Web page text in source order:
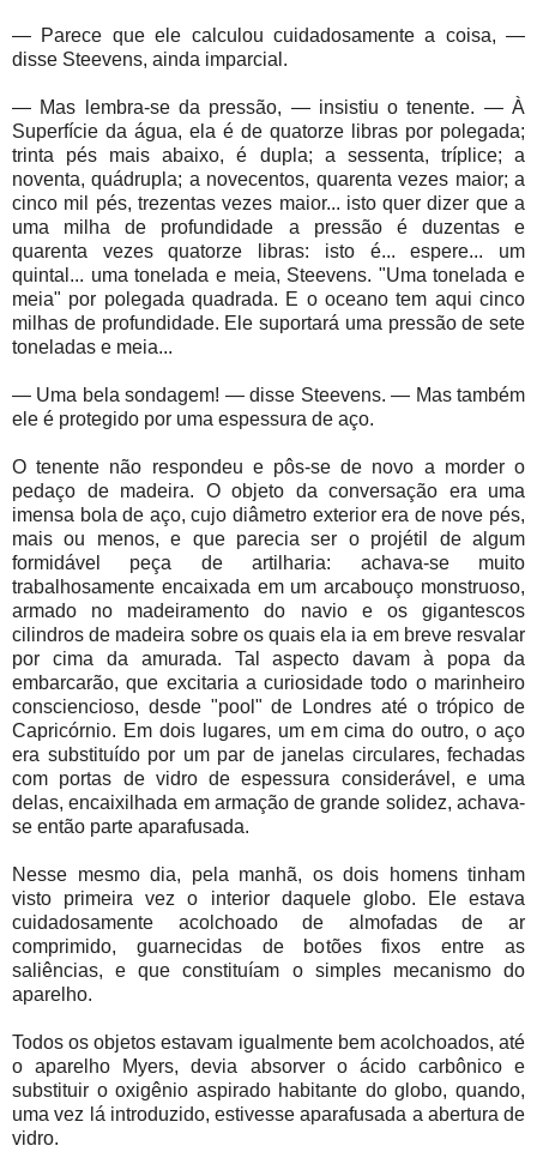
— Parece que ele calculou cuidadosamente a coisa, —
disse Steevens, ainda imparcial.
— Mas lembra-se da pressão, — insistiu o tenente. — À
Superfície da água, ela é de quatorze libras por polegada;
trinta pés mais abaixo, é dupla; a sessenta, tríplice; a
noventa, quádrupla; a novecentos, quarenta vezes maior; a
cinco mil pés, trezentas vezes maior... isto quer dizer que a
uma milha de profundidade a pressão é duzentas e
quarenta vezes quatorze libras: isto é... espere... um
quintal... uma tonelada e meia, Steevens. "Uma tonelada e
meia" por polegada quadrada. E o oceano tem aqui cinco
milhas de profundidade. Ele suportará uma pressão de sete
toneladas e meia...
— Uma bela sondagem! — disse Steevens. — Mas também
ele é protegido por uma espessura de aço.
O tenente não respondeu e pôs-se de novo a morder o
pedaço de madeira. O objeto da conversação era uma
imensa bola de aço, cujo diâmetro exterior era de nove pés,
mais ou menos, e que parecia ser o projétil de algum
formidável peça de artilharia: achava-se muito
trabalhosamente encaixada em um arcabouço monstruoso,
armado no madeiramento do navio e os gigantescos
cilindros de madeira sobre os quais ela ia em breve resvalar
por cima da amurada. Tal aspecto davam à popa da
embarcarão, que excitaria a curiosidade todo o marinheiro
consciencioso, desde "pool" de Londres até o trópico de
Capricórnio. Em dois lugares, um em cima do outro, o aço
era substituído por um par de janelas circulares, fechadas
com portas de vidro de espessura considerável, e uma
delas, encaixilhada em armação de grande solidez, achava-
se então parte aparafusada.
Nesse mesmo dia, pela manhã, os dois homens tinham
visto primeira vez o interior daquele globo. Ele estava
cuidadosamente acolchoado de almofadas de ar
comprimido, guarnecidas de botões fixos entre as
saliências, e que constituíam o simples mecanismo do
aparelho.
Todos os objetos estavam igualmente bem acolchoados, até
o aparelho Myers, devia absorver o ácido carbônico e
substituir o oxigênio aspirado habitante do globo, quando,
uma vez lá introduzido, estivesse aparafusada a abertura de
vidro.